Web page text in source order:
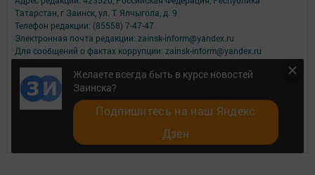
Желаете всегда быть в курсе новостей
Заинска?
Подпишитесь на наш Яндекс
Дзен
Татарстан, г Заинск, ул. Т. Ялчыгола, д. 9
Телефон редакции: (85558) 7-47-47
Электронная почта редакции: zainsk-inform@yandex.ru
Для сообщений о фактах коррупции: zainsk-inform@yandex.ru
Антикоррупционная политика
АО «ТАТМЕДИА» использует «cookie»для персонализации сервисов и
удобства пользователей сайтом.
Политика конфиденциальности